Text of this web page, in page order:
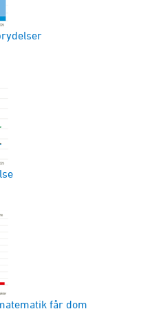
hændelser og straf (ved
får dom